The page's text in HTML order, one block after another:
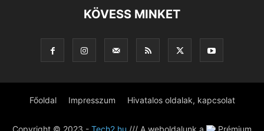
KÖVESS MINKET
Főoldal Impresszum Hivatalos oldalak, kapcsolat